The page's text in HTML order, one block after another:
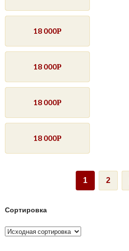
18 000Р
18 000Р
18 000Р
18 000Р
1 2
Сортировка